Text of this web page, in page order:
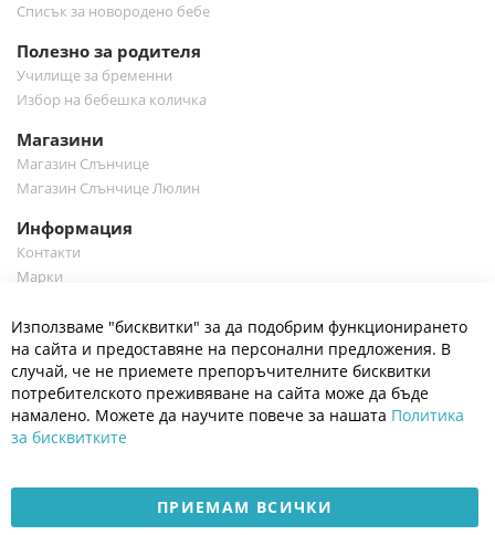
Списък за новородено бебе
Полезно за родителя
Училище за бременни
Избор на бебешка количка
Магазини
Магазин Слънчице
Магазин Слънчице Люлин
Информация
Контакти
Марки
Полезно
Общи условия
Политика за поверителност
Платформа за OPC
Доставка и плащане
Използваме "бисквитки" за да подобрим функционирането
на сайта и предоставяне на персонални предложения. В
случай, че не приемете препоръчителните бисквитки
потребителското преживяване на сайта може да бъде
намалено. Можете да научите повече за нашата Политика
за бисквитките
ПРИЕМАМ ВСИЧКИ